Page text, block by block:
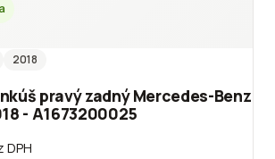
2018
pravý zadný Mercedes-Benz
- A1673200025
DPH